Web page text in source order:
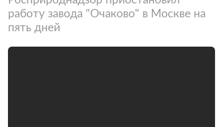
работу завода "Очаково" в Москве на
пять дней